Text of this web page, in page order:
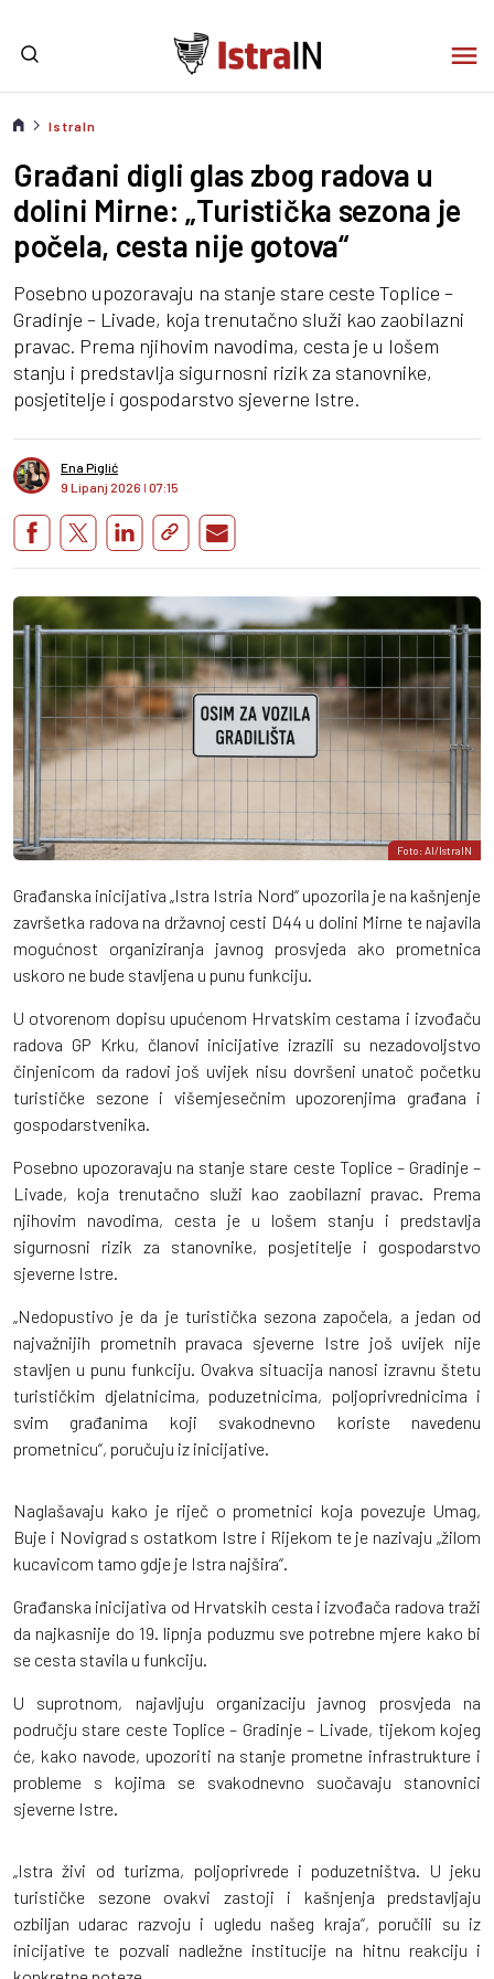
IstraIn
Građani digli glas zbog radova u
dolini Mirne: „Turistička sezona je
počela, cesta nije gotova“
Posebno upozoravaju na stanje stare ceste Toplice –
Gradinje – Livade, koja trenutačno služi kao zaobilazni
pravac. Prema njihovim navodima, cesta je u lošem
stanju i predstavlja sigurnosni rizik za stanovnike,
posjetitelje i gospodarstvo sjeverne Istre.
Ena Piglić
9 Lipanj 2026 I 07:15
Foto: AI/IstraIN
Građanska inicijativa „Istra Istria Nord“ upozorila je na kašnjenje
završetka radova na državnoj cesti D44 u dolini Mirne te najavila
mogućnost organiziranja javnog prosvjeda ako prometnica
uskoro ne bude stavljena u punu funkciju.
U otvorenom dopisu upućenom Hrvatskim cestama i izvođaču
radova GP Krku, članovi inicijative izrazili su nezadovoljstvo
činjenicom da radovi još uvijek nisu dovršeni unatoč početku
turističke sezone i višemjesečnim upozorenjima građana i
gospodarstvenika.
Posebno upozoravaju na stanje stare ceste Toplice – Gradinje –
Livade, koja trenutačno služi kao zaobilazni pravac. Prema
njihovim navodima, cesta je u lošem stanju i predstavlja
sigurnosni rizik za stanovnike, posjetitelje i gospodarstvo
sjeverne Istre.
„Nedopustivo je da je turistička sezona započela, a jedan od
najvažnijih prometnih pravaca sjeverne Istre još uvijek nije
stavljen u punu funkciju. Ovakva situacija nanosi izravnu štetu
turističkim djelatnicima, poduzetnicima, poljoprivrednicima i
svim građanima koji svakodnevno koriste navedenu
prometnicu“, poručuju iz inicijative.
Naglašavaju kako je riječ o prometnici koja povezuje Umag,
Buje i Novigrad s ostatkom Istre i Rijekom te je nazivaju „žilom
kucavicom tamo gdje je Istra najšira“.
Građanska inicijativa od Hrvatskih cesta i izvođača radova traži
da najkasnije do 19. lipnja poduzmu sve potrebne mjere kako bi
se cesta stavila u funkciju.
U suprotnom, najavljuju organizaciju javnog prosvjeda na
području stare ceste Toplice – Gradinje – Livade, tijekom kojeg
će, kako navode, upozoriti na stanje prometne infrastrukture i
probleme s kojima se svakodnevno suočavaju stanovnici
sjeverne Istre.
„Istra živi od turizma, poljoprivrede i poduzetništva. U jeku
turističke sezone ovakvi zastoji i kašnjenja predstavljaju
ozbiljan udarac razvoju i ugledu našeg kraja“, poručili su iz
inicijative te pozvali nadležne institucije na hitnu reakciju i